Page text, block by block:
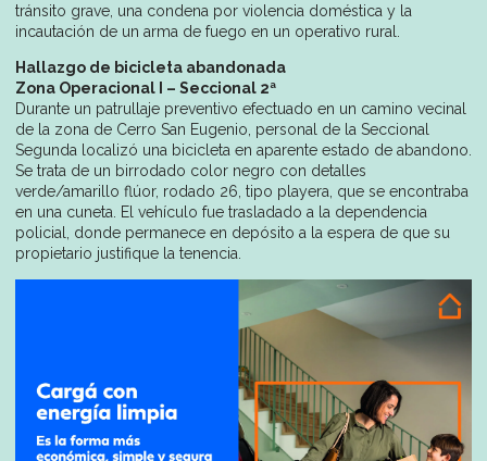
tránsito grave, una condena por violencia doméstica y la
incautación de un arma de fuego en un operativo rural.
Hallazgo de bicicleta abandonada
Zona Operacional I – Seccional 2ª
Durante un patrullaje preventivo efectuado en un camino vecinal
de la zona de Cerro San Eugenio, personal de la Seccional
Segunda localizó una bicicleta en aparente estado de abandono.
Se trata de un birrodado color negro con detalles
verde/amarillo flúor, rodado 26, tipo playera, que se encontraba
en una cuneta. El vehículo fue trasladado a la dependencia
policial, donde permanece en depósito a la espera de que su
propietario justifique la tenencia.